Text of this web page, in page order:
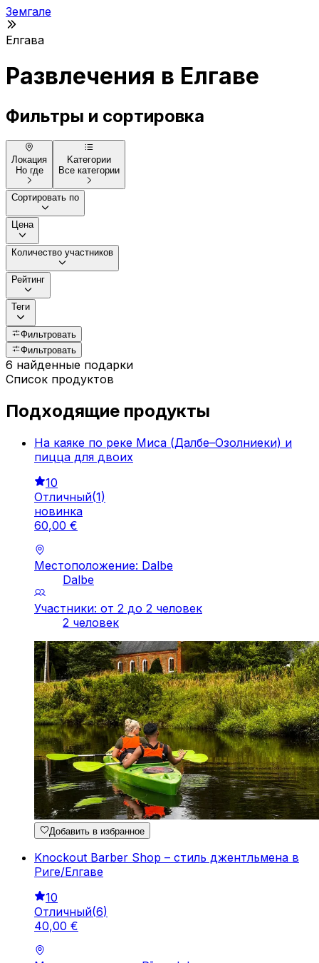
Земгале
Елгава
Развлечения в Елгаве
Фильтры и сортировка
Локация
Но где
Kатегории
Все категории
Сортировать по
Цена
Количество участников
Рейтинг
Теги
Фильтровать
Фильтровать
6 найденные подарки
Список продуктов
Подходящие продукты
На каяке по реке Миса (Далбе–Озолниеки) и
пицца для двоих
10
Отличный(1)
новинка
60,00 €
Местоположение: Dalbe
Dalbe
Участники: от 2 до 2 человек
2 человек
Добавить в избранное
Knockout Barber Shop – стиль джентльмена в
Риге/Елгаве
10
Отличный(6)
40,00 €